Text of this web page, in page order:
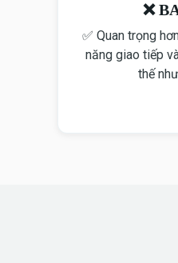
❌
✅ Quan trọng
năng giao tiếp
thế